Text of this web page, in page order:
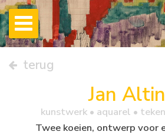
terug
Jan
kunstwerk • aquarel •
Twee koeien, ontwerp voor